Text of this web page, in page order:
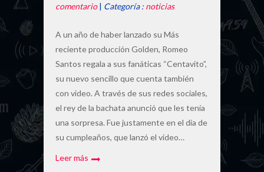
comentario| Categoría : noticias
A un año de haber lanzado su Más
reciente producción Golden, Romeo
Santos regala a sus fanáticas “Centavito”,
su nuevo sencillo que cuenta también
con video. A través de sus redes sociales,
el rey de la bachata anunció que les tenía
una sorpresa. Fue justamente en el día de
su cumpleaños, que lanzó el video…
Leer más